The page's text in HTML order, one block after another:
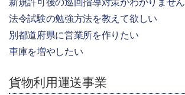
法令試験の勉強方法を教えて欲しい
別都道府県に営業所を作りたい
車庫を増やしたい
貨物利用運送事業